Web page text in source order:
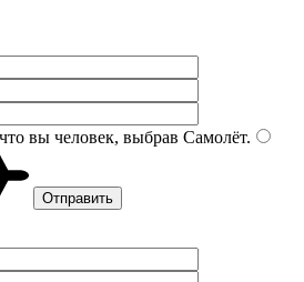
вы человек, выбрав Самолёт.